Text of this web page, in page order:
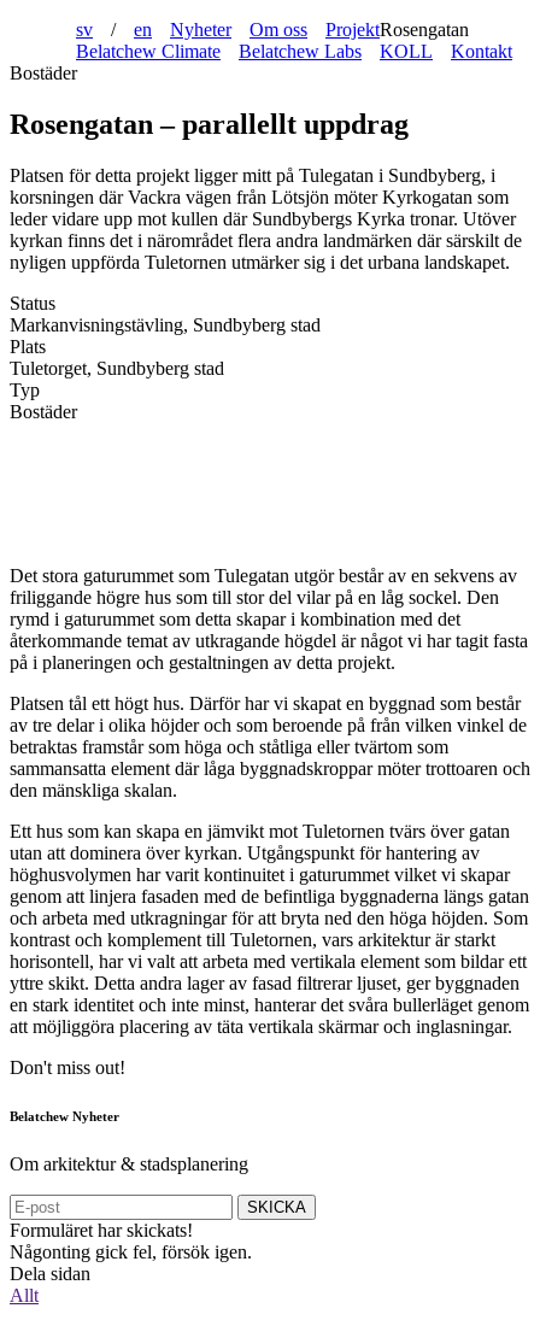
sv / en Nyheter Om oss
Projekt
Belatchew Climate
Belatchew Labs KOLL Kontakt
Rosengatan
Bostäder
Rosengatan – parallellt uppdrag
Platsen för detta projekt ligger mitt på Tulegatan i Sundbyberg, i
korsningen där Vackra vägen från Lötsjön möter Kyrkogatan som
leder vidare upp mot kullen där Sundbybergs Kyrka tronar. Utöver
kyrkan finns det i närområdet flera andra landmärken där särskilt de
nyligen uppförda Tuletornen utmärker sig i det urbana landskapet.
Status
Markanvisningstävling, Sundbyberg stad
Plats
Tuletorget, Sundbyberg stad
Typ
Bostäder
Det stora gaturummet som Tulegatan utgör består av en sekvens av
friliggande högre hus som till stor del vilar på en låg sockel. Den
rymd i gaturummet som detta skapar i kombination med det
återkommande temat av utkragande högdel är något vi har tagit fasta
på i planeringen och gestaltningen av detta projekt.
Platsen tål ett högt hus. Därför har vi skapat en byggnad som består
av tre delar i olika höjder och som beroende på från vilken vinkel de
betraktas framstår som höga och ståtliga eller tvärtom som
sammansatta element där låga byggnadskroppar möter trottoaren och
den mänskliga skalan.
Ett hus som kan skapa en jämvikt mot Tuletornen tvärs över gatan
utan att dominera över kyrkan. Utgångspunkt för hantering av
höghusvolymen har varit kontinuitet i gaturummet vilket vi skapar
genom att linjera fasaden med de befintliga byggnaderna längs gatan
och arbeta med utkragningar för att bryta ned den höga höjden. Som
kontrast och komplement till Tuletornen, vars arkitektur är starkt
horisontell, har vi valt att arbeta med vertikala element som bildar ett
yttre skikt. Detta andra lager av fasad filtrerar ljuset, ger byggnaden
en stark identitet och inte minst, hanterar det svåra bullerläget genom
att möjliggöra placering av täta vertikala skärmar och inglasningar.
Don't miss out!
Belatchew Nyheter
Om arkitektur & stadsplanering
SKICKA
Formuläret har skickats!
Någonting gick fel, försök igen.
Dela sidan
Allt